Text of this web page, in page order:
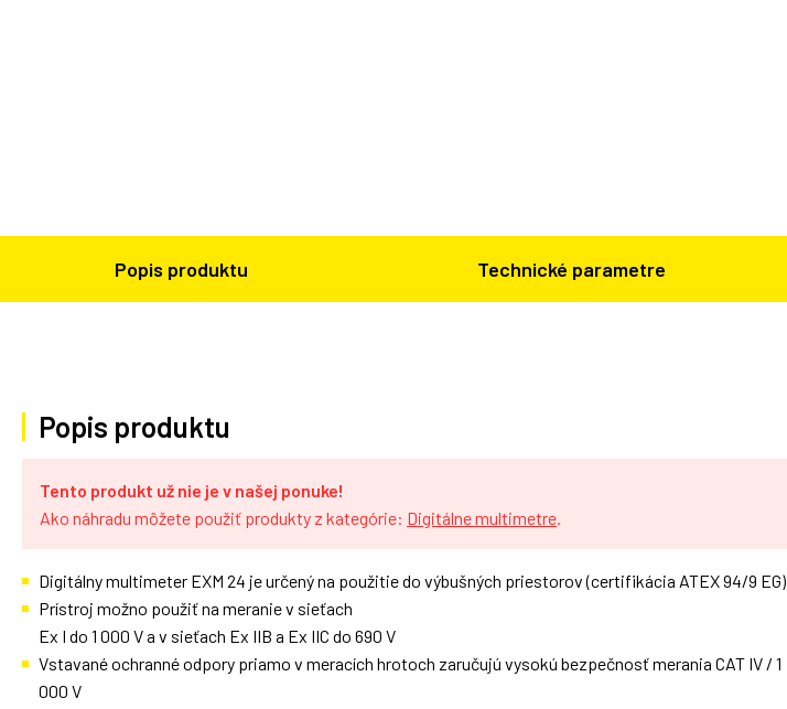
Popis produktu Technické parametre
Popis produktu
Tento produkt už nie je v našej ponuke!
Ako náhradu môžete použiť produkty z kategórie: Digitálne multimetre.
Digitálny multimeter EXM 24 je určený na použitie do výbušných priestorov (certifikácia ATEX 94/9 EG)
Prístroj možno použiť na meranie v sieťach
Ex I do 1 000 V a v sieťach Ex IIB a Ex IIC do 690 V
Vstavané ochranné odpory priamo v meracích hrotoch zaručujú vysokú bezpečnosť merania CAT IV / 1
000 V